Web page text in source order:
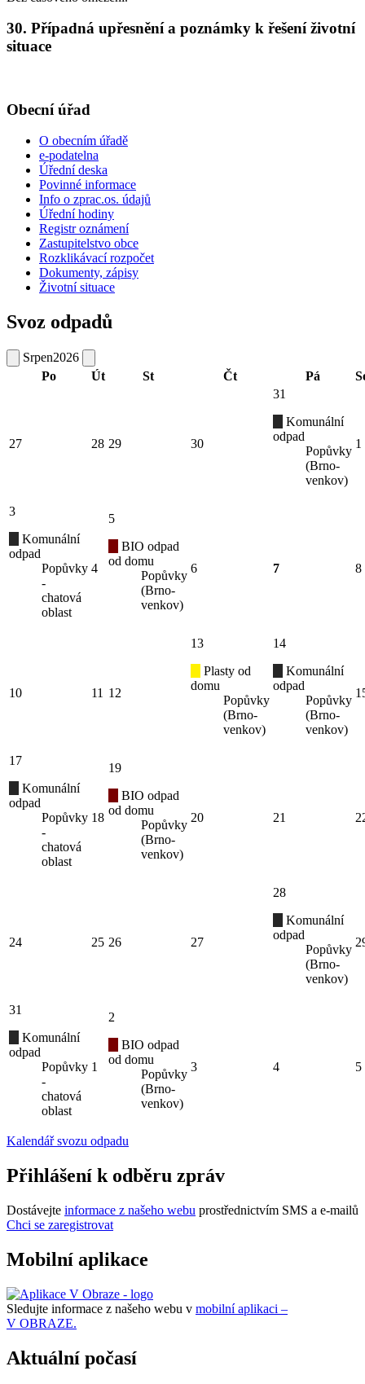
30. Případná upřesnění a poznámky k řešení životní
situace
Obecní úřad
O obecním úřadě
e-podatelna
Úřední deska
Povinné informace
Info o zprac.os. údajů
Úřední hodiny
Registr oznámení
Zastupitelstvo obce
Rozklikávací rozpočet
Dokumenty, zápisy
Životní situace
Svoz odpadů
Srpen2026
Po
Út St Čt Pá
27 28 29 30
31
Komunální
odpad
Popůvky
(Brno-
venkov)
1
3
Komunální
odpad
Popůvky
-
chatová
oblast
4
5
BIO odpad
od domu
Popůvky
(Brno-
venkov)
6 7 8
10 11 12
13
Plasty od
domu
Popůvky
(Brno-
venkov)
14
Komunální
odpad
Popůvky
(Brno-
venkov)
17
Komunální
odpad
Popůvky
-
chatová
oblast
18
19
BIO odpad
od domu
Popůvky
(Brno-
venkov)
20 21
24 25 26 27
28
Komunální
odpad
Popůvky
(Brno-
venkov)
31
Komunální
odpad
Popůvky
-
chatová
oblast
1
2
BIO odpad
od domu
Popůvky
(Brno-
venkov)
3 4 5
Kalendář svozu odpadu
Přihlášení k odběru zpráv
Dostávejte informace z našeho webu prostřednictvím SMS a e-mailů
Chci se zaregistrovat
Mobilní aplikace
Sledujte informace z našeho webu v mobilní aplikaci –
V OBRAZE.
Aktuální počasí